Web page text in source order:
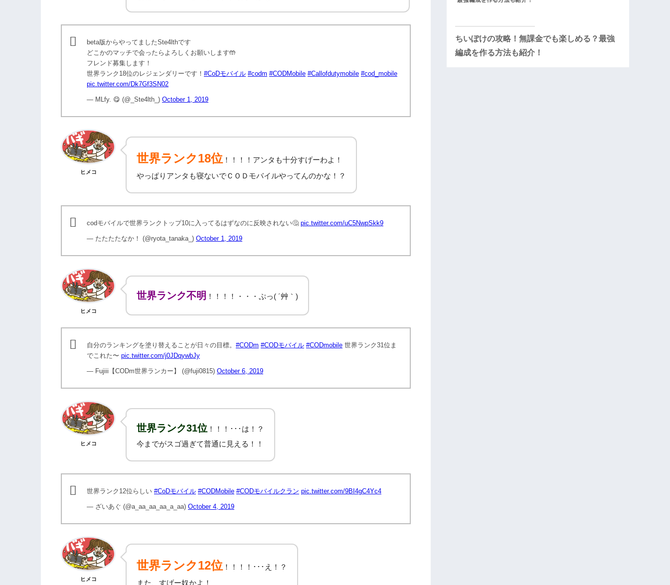
beta版からやってましたSte4lthです
どこかのマッチで会ったらよろしくお願いします🤲
フレンド募集します！
世界ランク18位のレジェンダリーです！ #CoDモバイル #codm #CODMobile #Callofdutymobile #cod_mobile
pic.twitter.com/Dk7Gf3SN02
— MLfy. 😋 (@_Ste4lth_) October 1, 2019
ヒメコ
世界ランク18位 ！！！！アンタも十分すげーわよ！
やっぱりアンタも寝ないでＣＯＤモバイルやってんのかな！？
codモバイルで世界ランクトップ10に入ってるはずなのに反映されない🤔 pic.twitter.com/uC5NwpSkk9
— たたたたなか！ (@ryota_tanaka_) October 1, 2019
ヒメコ
世界ランク不明 ！！！！・・・ぷっ( ´艸｀)
自分のランキングを塗り替えることが日々の目標。 #CODm #CODモバイル #CODmobile 世界ランク31位ま
でこれた〜 pic.twitter.com/j0JDqywbJy
— Fujiii【CODm世界ランカー】 (@fuji0815) October 6, 2019
ヒメコ
世界ランク31位 ！！！･･･は！？
今までがスゴ過ぎて普通に見える！！
世界ランク12位らしい #CoDモバイル #CODMobile #CODモバイルクラン pic.twitter.com/9BI4gC4Yc4
— ざいあぐ (@a_aa_aa_aa_a_aa) October 4, 2019
ヒメコ
世界ランク12位 ！！！！･･･え！？
また、すげー奴かよ！
ちいぽけの攻略！無課金でも楽しめる？最強
編成を作る方法も紹介！